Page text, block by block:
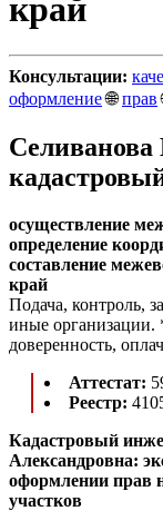
край
Консультации:
оформление🌐прав
Селиванова
осуществление
определение
составление
край
Подача, контроль,
иные организации.
доверенность,
Аттестат:
Реестр:
Кадастровый
Александровна:
оформлении прав
участков